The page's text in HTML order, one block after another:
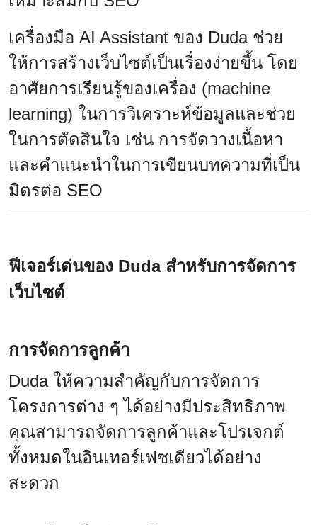
เครื่องมือ AI Assistant ของ Duda ช่วย
ให้การสร้างเว็บไซต์เป็นเรื่องง่ายขึ้น โดย
อาศัยการเรียนรู้ของเครื่อง (machine
learning) ในการวิเคราะห์ข้อมูลและช่วย
ในการตัดสินใจ เช่น การจัดวางเนื้อหา
และคำแนะนำในการเขียนบทความที่เป็น
มิตรต่อ SEO
ฟีเจอร์เด่นของ Duda สำหรับการจัดการ
เว็บไซต์
การจัดการลูกค้า
Duda ให้ความสำคัญกับการจัดการ
โครงการต่าง ๆ ได้อย่างมีประสิทธิภาพ
คุณสามารถจัดการลูกค้าและโปรเจกต์
ทั้งหมดในอินเทอร์เฟซเดียวได้อย่าง
สะดวก